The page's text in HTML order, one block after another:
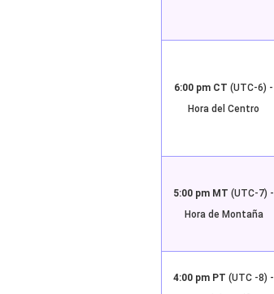
6:00 pm CT (UTC-6) -
Hora del Centro
5:00 pm MT (UTC-7) -
Hora de Montaña
4:00 pm PT (UTC -8) -